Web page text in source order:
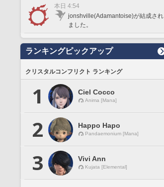
本日 4:54
jonshville(Adamantoise)が結成され
ました。
ランキングピックアップ
クリスタルコンフリクト ランキング
1 Ciel Cocco
Anima [Mana]
2 Happo Hapo
Pandaemonium [Mana]
3 Vivi Ann
Kujata [Elemental]